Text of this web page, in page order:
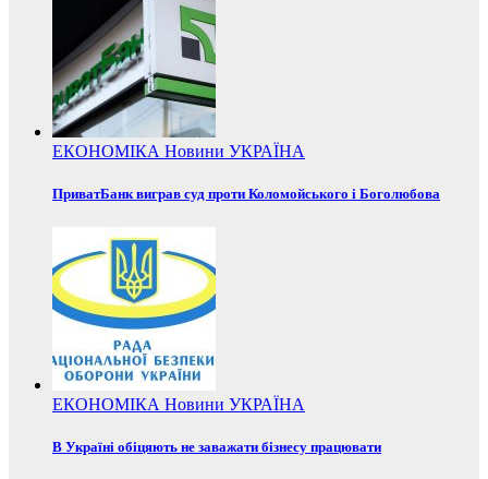
ЕКОНОМІКА Новини УКРАЇНА
ПриватБанк виграв суд проти Коломойського і Боголюбова
ЕКОНОМІКА Новини УКРАЇНА
В Україні обіцяють не заважати бізнесу працювати